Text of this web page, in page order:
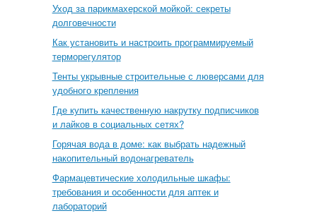
Уход за парикмахерской мойкой: секреты
долговечности
Как установить и настроить программируемый
терморегулятор
Тенты укрывные строительные с люверсами для
удобного крепления
Где купить качественную накрутку подписчиков
и лайков в социальных сетях?
Горячая вода в доме: как выбрать надежный
накопительный водонагреватель
Фармацевтические холодильные шкафы:
требования и особенности для аптек и
лабораторий